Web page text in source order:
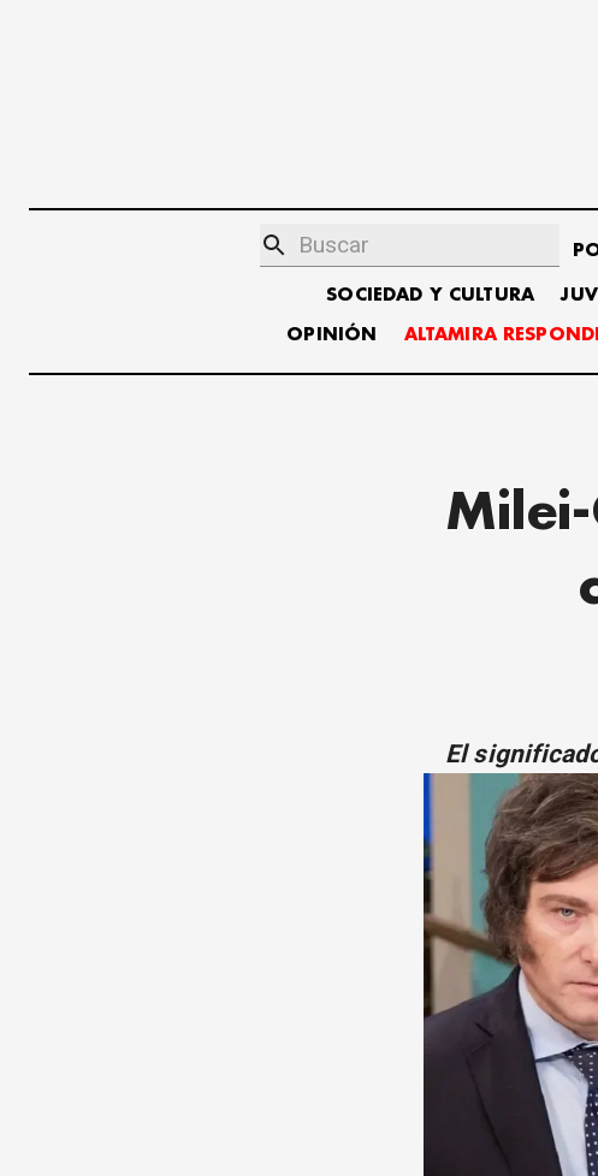
SOCIEDAD Y CULTURA
OPINIÓN ALTAMIRA
El